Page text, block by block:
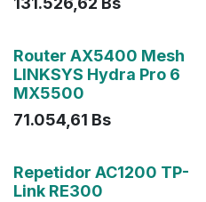
Agotado
Router AX5400 Mesh
LINKSYS Hydra Pro 6
MX5500
71.054,61 Bs
Agotado
Repetidor AC1200 TP-
Link RE300